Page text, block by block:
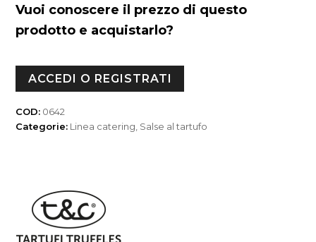
Vuoi conoscere il prezzo di questo
prodotto e acquistarlo?
ACCEDI O REGISTRATI
COD: 0642
Categorie: Linea catering, Salse al tartufo